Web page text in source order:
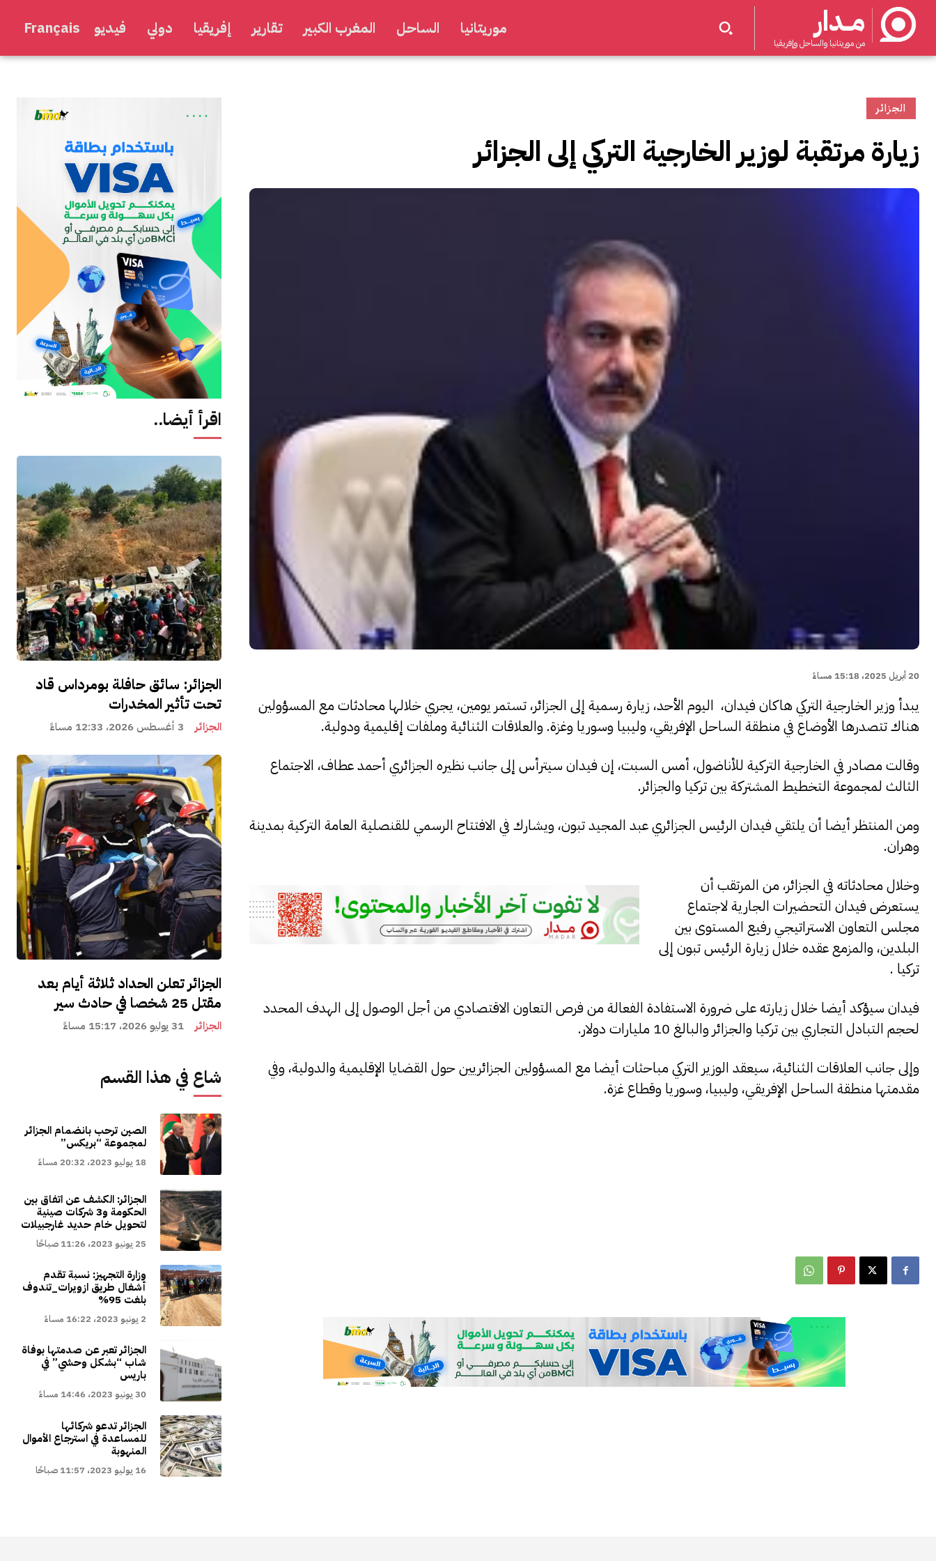
مــدار
من موريتانيا والساحل وإفريقيا
موريتانيا الساحل المغرب الكبير تقارير إفريقيا دولي فيديو Français
اقرأ أيضا..
الجزائر: سائق حافلة بومرداس قاد
تحت تأثير المخدرات
الجزائر 3 أغسطس 2026، 12:33 مساءً
الجزائر تعلن الحداد ثلاثة أيام بعد
مقتل 25 شخصا في حادث سير
الجزائر 31 يوليو 2026، 15:17 مساءً
شاع في هذا القسم
الصين ترحب بانضمام الجزائر
لمجموعة “بريكس”
18 يوليو 2023، 20:32 مساءً
الجزائر: الكشف عن اتفاق بين
الحكومة و3 شركات صينية
لتحويل خام حديد غارجبيلات
25 يونيو 2023، 11:26 صباحًا
وزارة التجهيز: نسبة تقدم
أشغال طريق ازويرات_تندوف
بلغت 95%
2 يونيو 2023، 16:22 مساءً
الجزائر تعبر عن صدمتها بوفاة
شاب “بشكل وحشي” في
باريس
30 يونيو 2023، 14:46 مساءً
الجزائر تدعو شركائها
للمساعدة في استرجاع الأموال
المنهوبة
16 يوليو 2023، 11:57 صباحًا
الجزائر
زيارة مرتقبة لوزير الخارجية التركي إلى الجزائر
20 أبريل 2025، 15:18 مساءً
يبدأ وزير الخارجية التركي هاكان فيدان، اليوم الأحد، زيارة رسمية إلى الجزائر، تستمر يومين، يجري خلالها محادثات مع المسؤولين
هناك تتصدرها الأوضاع في منطقة الساحل الإفريقي، وليبيا وسوريا وغزة. والعلاقات الثنائية وملفات إقليمية ودولية.
وقالت مصادر في الخارجية التركية للأناضول، أمس السبت، إن فيدان سيترأس إلى جانب نظيره الجزائري أحمد عطاف، الاجتماع
الثالث لمجموعة التخطيط المشتركة بين تركيا والجزائر.
ومن المنتظر أيضا أن يلتقي فيدان الرئيس الجزائري عبد المجيد تبون، ويشارك في الافتتاح الرسمي للقنصلية العامة التركية بمدينة
وهران.
وخلال محادثاته في الجزائر، من المرتقب أن
يستعرض فيدان التحضيرات الجارية لاجتماع
مجلس التعاون الاستراتيجي رفيع المستوى بين
البلدين، والمزمع عقده خلال زيارة الرئيس تبون إلى
تركيا .
فيدان سيؤكد أيضا خلال زيارته على ضرورة الاستفادة الفعالة من فرص التعاون الاقتصادي من أجل الوصول إلى الهدف المحدد
لحجم التبادل التجاري بين تركيا والجزائر والبالغ 10 مليارات دولار.
وإلى جانب العلاقات الثنائية، سيعقد الوزير التركي مباحثات أيضا مع المسؤولين الجزائريين حول القضايا الإقليمية والدولية، وفي
مقدمتها منطقة الساحل الإفريقي، وليبيا، وسوريا وقطاع غزة.